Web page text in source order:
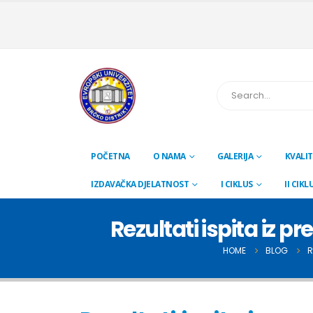
POČETNA O NAMA GALERIJA
IZDAVAČKA DJELATNOST I CIKLUS II
Rezultati ispita iz
HOME BLOG